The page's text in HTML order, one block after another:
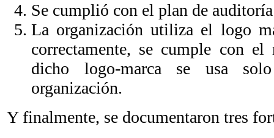
Se cumplió con el plan de
La organización utiliza el logo
correctamente, se cumple con el
dicho logo-marca se usa
organización.
Y finalmente, se documentaron tres